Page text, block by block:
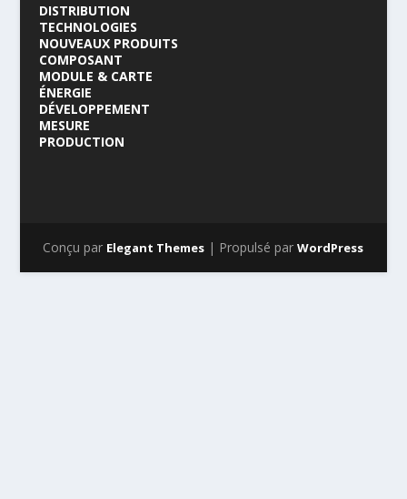
DISTRIBUTION
TECHNOLOGIES
NOUVEAUX PRODUITS
COMPOSANT
MODULE & CARTE
ÉNERGIE
DÉVELOPPEMENT
MESURE
PRODUCTION
Conçu par Elegant Themes | Propulsé parWordPress